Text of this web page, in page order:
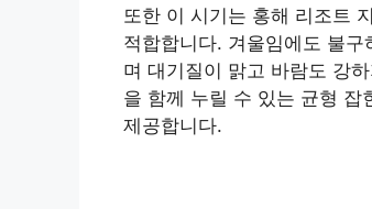
또한 이 시기는 홍해 리조트
적합합니다. 겨울임에도 불
며 대기질이 맑고 바람도 강
을 함께 누릴 수 있는 균형 잡
제공합니다.